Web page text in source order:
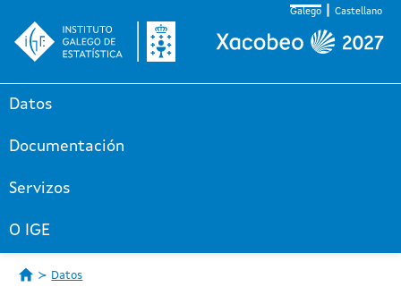
Galego Castellano
Datos
Documentación
Servizos
O IGE
Datos